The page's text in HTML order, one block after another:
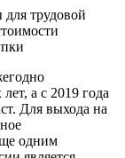
а с 2019 года
Для выхода на
одним